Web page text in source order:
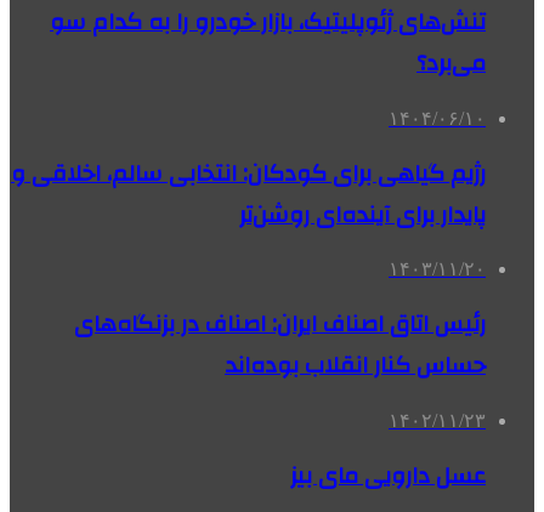
تنش‌های ژئوپلیتیک، بازار خودرو را به کدام سو
می‌برد؟
۱۴۰۴/۰۶/۱۰
رژیم گیاهی برای کودکان: انتخابی سالم، اخلاقی و
پایدار برای آینده‌ای روشن‌تر
۱۴۰۳/۱۱/۲۰
رئیس اتاق اصناف ایران: اصناف در بزنگاه‌های
حساس کنار انقلاب بوده‌اند
۱۴۰۲/۱۱/۲۳
عسل دارویی مای بیز